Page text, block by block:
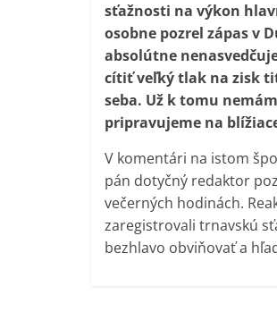
sťažnosti na výkon
osobne pozrel zápas v
absolútne
cítiť veľký tlak na zisk
seba. Už k tomu
pripravujeme na
V komentári na istom
pán dotyčný redaktor
večerných hodinách.
zaregistrovali trnavskú
bezhlavo obviňovať a